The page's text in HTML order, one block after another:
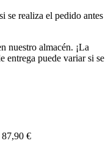
se realiza el pedido antes
nuestro almacén. ¡La
entrega puede variar si se
87,90 €